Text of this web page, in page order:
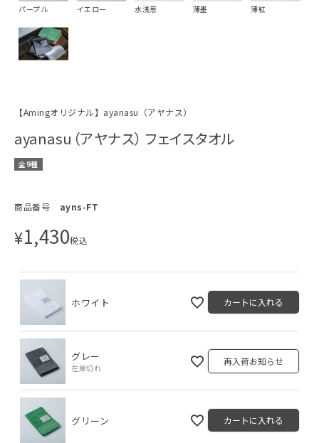
パープル イエロー 水浅葱 薄墨 薄紅
【Amingオリジナル】ayanasu（アヤナス）
ayanasu（アヤナス） フェイスタオル
全9種
商品番号 ayns-FT
¥1,430税込
ホワイト カートに入れる
グレー
在庫切れ
再入荷お知らせ
グリーン カートに入れる